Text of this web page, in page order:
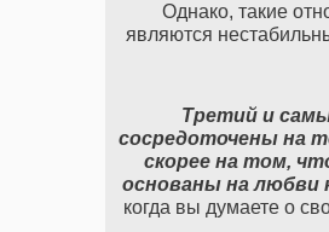
Однако, такие
являются
Третий и
сосредоточены на
скорее на том,
основаны на любви
когда вы думаете о